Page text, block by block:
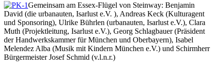
Gemeinsam am Essex-Flügel von Steinway: Benjamin
David (die urbanauten, Isarlust e.V. ), Andreas Keck (Kulturagent
und Sponsoring), Ulrike Bührlen (urbanauten, Isarlust e.V.), Clara
Muth (Projektleitung, Isarlust e.V.), Georg Schlagbauer (Präsident
der Handwerkskammer für München und Oberbayern), Isabel
Melendez Alba (Musik mit Kindern München e.V.) und Schirmherr
Bürgermeister Josef Schmid (v.l.n.r.)